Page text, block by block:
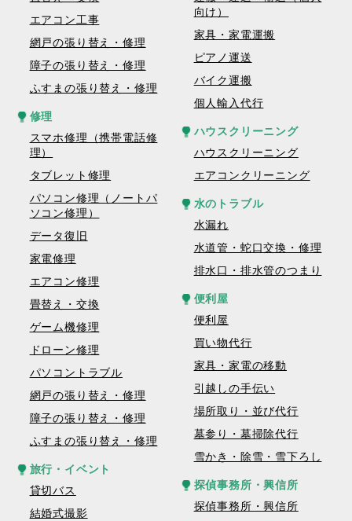
エアコン工事
網戸の張り替え・修理
障子の張り替え・修理
ふすまの張り替え・修理
修理
スマホ修理（携帯電話修
理）
タブレット修理
パソコン修理（ノートパ
ソコン修理）
データ復旧
家電修理
エアコン修理
畳替え・交換
ゲーム機修理
ドローン修理
パソコントラブル
網戸の張り替え・修理
障子の張り替え・修理
ふすまの張り替え・修理
旅行・イベント
貸切バス
結婚式撮影
向け）
家具・家電運搬
ピアノ運送
バイク運搬
個人輸入代行
ハウスクリーニング
ハウスクリーニング
エアコンクリーニング
水のトラブル
水漏れ
水道管・蛇口交換・修理
排水口・排水管のつまり
便利屋
便利屋
買い物代行
家具・家電の移動
引越しの手伝い
場所取り・並び代行
墓参り・墓掃除代行
雪かき・除雪・雪下ろし
探偵事務所・興信所
探偵事務所・興信所